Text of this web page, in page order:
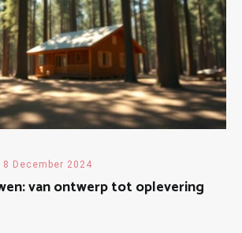
8 December 2024
van ontwerp tot oplevering